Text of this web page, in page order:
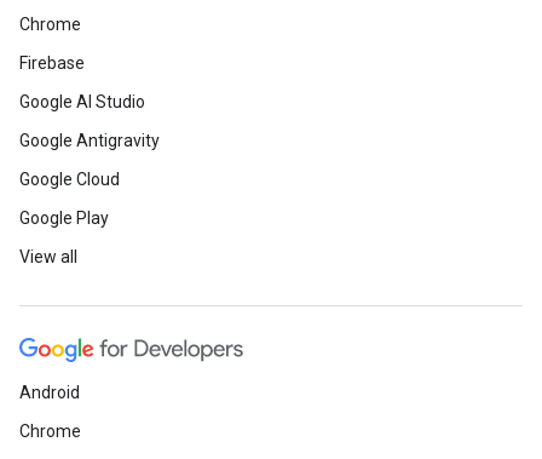
Chrome
Firebase
Google AI Studio
Google Antigravity
Google Cloud
Google Play
View all
Android
Chrome